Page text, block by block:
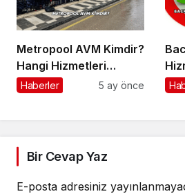
Metropool AVM Kimdir?
Hangi Hizmetleri
Sunar?
Haberler 5 ay önce
Bir Cevap Yaz
E-posta adresiniz